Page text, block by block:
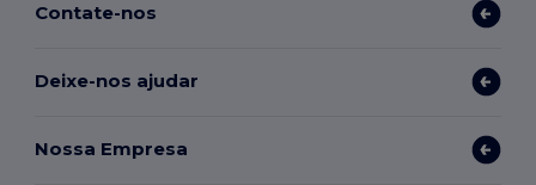
Contate-nos
Deixe-nos ajudar
Nossa Empresa